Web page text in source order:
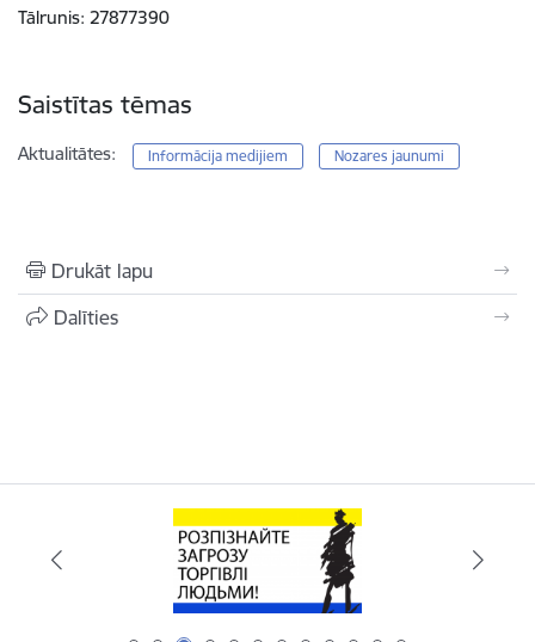
Tālrunis: 27877390
Saistītas tēmas
Aktualitātes: Informācija medijiem Nozares jaunumi
Drukāt lapu
Dalīties